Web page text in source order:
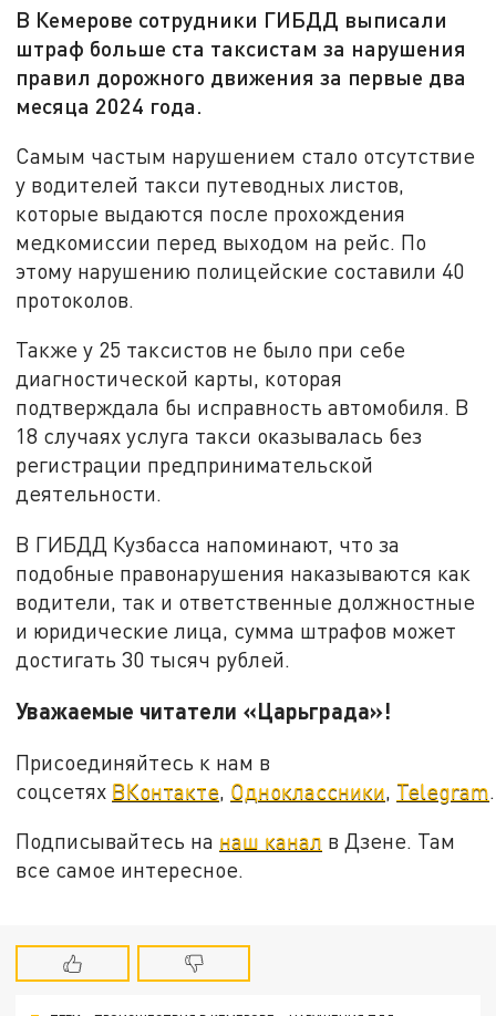
В Кемерове сотрудники ГИБДД выписали
штраф больше ста таксистам за нарушения
правил дорожного движения за первые два
месяца 2024 года.
Самым частым нарушением стало отсутствие
у водителей такси путеводных листов,
которые выдаются после прохождения
медкомиссии перед выходом на рейс. По
этому нарушению полицейские составили 40
протоколов.
Также у 25 таксистов не было при себе
диагностической карты, которая
подтверждала бы исправность автомобиля. В
18 случаях услуга такси оказывалась без
регистрации предпринимательской
деятельности.
В ГИБДД Кузбасса напоминают, что за
подобные правонарушения наказываются как
водители, так и ответственные должностные
и юридические лица, сумма штрафов может
достигать 30 тысяч рублей.
Уважаемые читатели «Царьграда»!
Присоединяйтесь к нам в
соцсетях ВКонтакте Одноклассники Telegram
Подписывайтесь на наш канал в Дзене. Там
все самое интересное.